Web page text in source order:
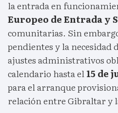
la entrada en
Europeo de Entrada y
comunitarias. Sin
pendientes y la necesidad
ajustes administrativos
calendario hasta el15 de
para el arranque
relación entre Gibraltar y